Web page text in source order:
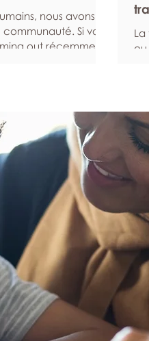
nous avons
Si vous
out récemment,
la communauté
Recherchez une
Les plateformes
réseaux sociaux en
aider à entrer en
qui sont s
La